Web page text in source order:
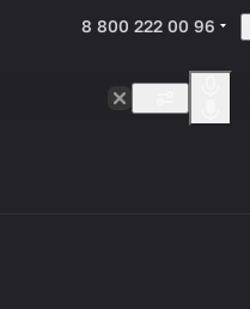
8 800 222 00 96